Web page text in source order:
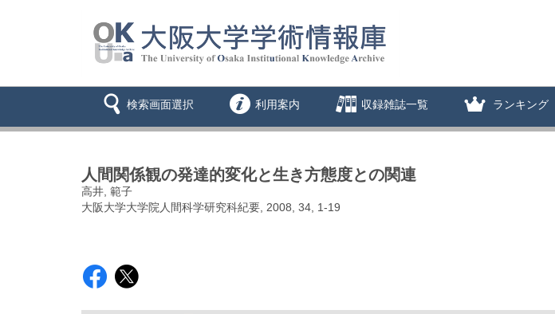
検索画面選択 利用案内 収録雑誌一覧 ランキング
人間関係観の発達的変化と生き方態度との関連
高井, 範子
大阪大学大学院人間科学研究科紀要, 2008, 34, 1-19